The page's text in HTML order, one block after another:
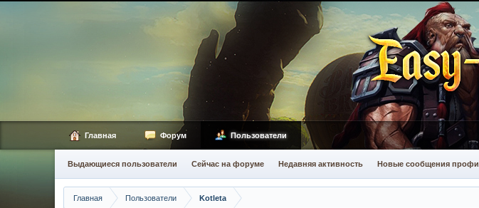
Главная Пользователи Kotleta
Главная Форум Пользователи
Выдающиеся пользователи Сейчас на форуме Недавняя активность Новые сообщения